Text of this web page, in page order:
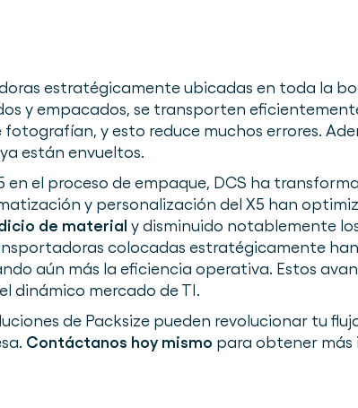
estratégicamente ubicadas en toda la
y empacados, se transporten
fotografían, y esto reduce muchos errores.
están envueltos.
en el proceso de empaque, DCS ha
y personalización del X5 han
de material y disminuido notablemente
colocadas estratégicamente
aún más la eficiencia operativa. Estos
dinámico mercado de TI.
de Packsize pueden revolucionar tu
Contáctanos hoy mismo para obtener más